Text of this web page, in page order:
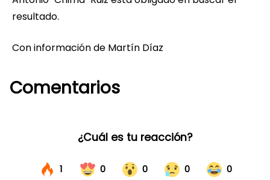
resultado.
Con información de Martín Díaz
Comentarios